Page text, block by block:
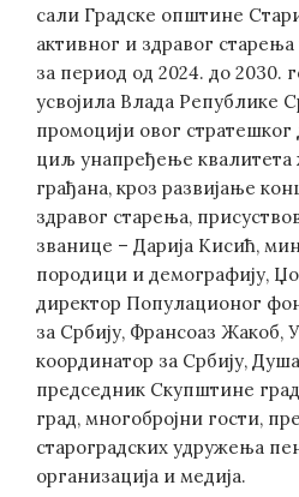
сали Градске општине
активног и здравог
за период од 2024. до 2030.
усвојила Влада Републике
промоцији овог стратешког
циљ унапређење квалитета
грађана, кроз развијање
здравог старења,
званице – Дарија Кисић,
породици и демографију,
директор Популационог
за Србију, Франсоаз Жакоб,
координатор за Србију,
председник Скупштине
град, многобројни гости,
староградских удружења
организација и медија.